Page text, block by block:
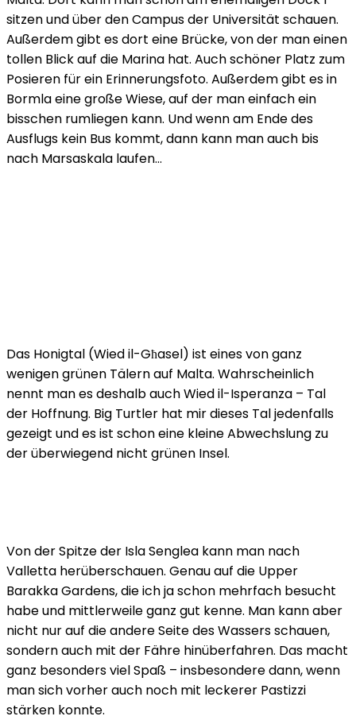
sitzen und über den Campus der Universität schauen.
Außerdem gibt es dort eine Brücke, von der man einen
tollen Blick auf die Marina hat. Auch schöner Platz zum
Posieren für ein Erinnerungsfoto. Außerdem gibt es in
Bormla eine große Wiese, auf der man einfach ein
bisschen rumliegen kann. Und wenn am Ende des
Ausflugs kein Bus kommt, dann kann man auch bis
nach Marsaskala laufen…
Das Honigtal (Wied il-Għasel) ist eines von ganz
wenigen grünen Tälern auf Malta. Wahrscheinlich
nennt man es deshalb auch Wied il-Isperanza – Tal
der Hoffnung. Big Turtler hat mir dieses Tal jedenfalls
gezeigt und es ist schon eine kleine Abwechslung zu
der überwiegend nicht grünen Insel.
Von der Spitze der Isla Senglea kann man nach
Valletta herüberschauen. Genau auf die Upper
Barakka Gardens, die ich ja schon mehrfach besucht
habe und mittlerweile ganz gut kenne. Man kann aber
nicht nur auf die andere Seite des Wassers schauen,
sondern auch mit der Fähre hinüberfahren. Das macht
ganz besonders viel Spaß – insbesondere dann, wenn
man sich vorher auch noch mit leckerer Pastizzi
stärken konnte.